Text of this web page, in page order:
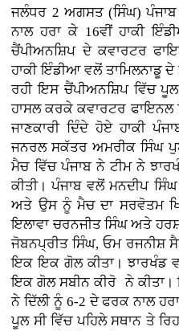
ਜਲੰਧਰ 2 ਅਗਸਤ (ਸਿੰਘ)
ਨਾਲ ਹਰਾ ਕੇ 16ਵੀਂ ਹਾਕੀ
ਚੈਂਪੀਅਨਸ਼ਿਪ ਦੇ ਕਵਾਰਟਰ
ਹਾਕੀ ਇੰਡੀਆ ਵਲੋਂ ਤਾਮਿਲਨਾਡੂ
ਰਹੀ ਇਸ ਚੈਂਪੀਅਨਸ਼ਿਪ ਵਿੱਚ ਪੂਲ
ਹਾਸਲ ਕਰਕੇ ਕਵਾਰਟਰ ਫਾਇਨਲ
ਜਾਣਕਾਰੀ ਦਿੰਦੇ ਹੋਏ ਹਾਕੀ
ਜਨਰਲ ਸਕੱਤਰ ਅਮਰੀਕ ਸਿੰਘ
ਮੈਚ ਵਿੱਚ ਪੰਜਾਬ ਨੇ ਟੀਮ ਨੇ
ਕੀਤੀ। ਪੰਜਾਬ ਵਲੋਂ ਮਨਦੀਪ
ਅਤੇ ਉਸ ਨੂੰ ਮੈਚ ਦਾ ਸਰਵੋਤਮ
ਇਲਾਵਾ ਚਰਨਜੀਤ ਸਿੰਘ ਅਤੇ
ਜੋਬਨਪ੍ਰੀਤ ਸਿੰਘ, ਓਮ ਰਜਨੀਸ਼
ਇਕ ਇਕ ਗੋਲ ਕੀਤਾ। ਝਾਰਖੰਡ
ਇਕ ਗੋਲ ਸਬੀਨ ਕੀਰੋ ਨੇ ਕੀਤਾ।
ਨੇ ਦਿੱਲੀ ਨੂੰ 6-2 ਦੇ ਫਰਕ ਨਾਲ
ਪੂਲ ਸੀ ਵਿੱਚ ਪਹਿਲੇ ਸਥਾਨ ਤੇ